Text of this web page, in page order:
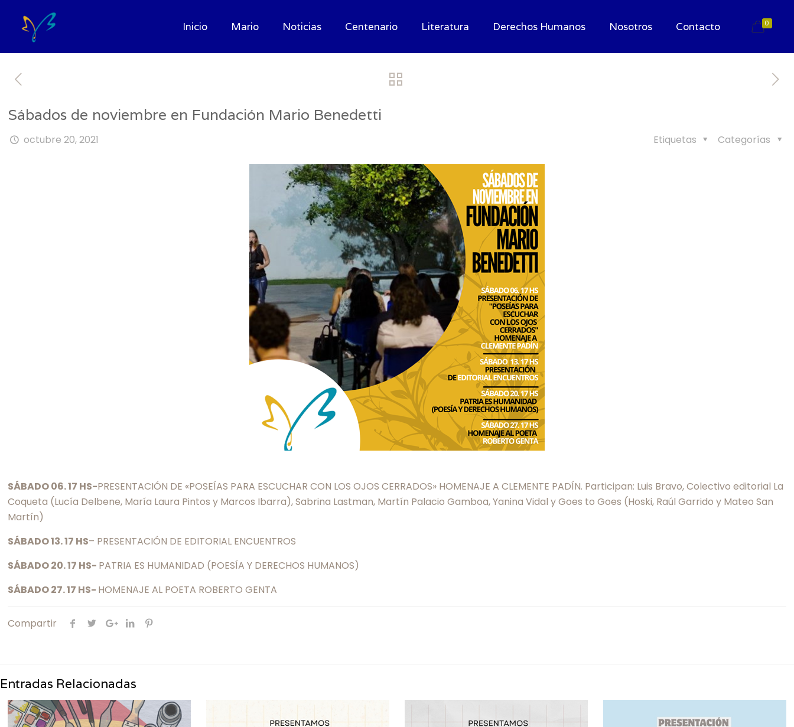
Inicio Mario Noticias Centenario Literatura Derechos Humanos Nosotros Contacto 0
Sábados de noviembre en Fundación Mario Benedetti
octubre 20, 2021 Categorías
Etiquetas
SÁBADO 06. 17 HS-PRESENTACIÓN DE «POSEÍAS PARA ESCUCHAR CON LOS OJOS CERRADOS» HOMENAJE A CLEMENTE PADÍN. Participan: Luis Bravo, Colectivo editorial La
Coqueta (Lucía Delbene, María Laura Pintos y Marcos Ibarra), Sabrina Lastman, Martín Palacio Gamboa, Yanina Vidal y Goes to Goes (Hoski, Raúl Garrido y Mateo San
Martín)
SÁBADO 13. 17 HS– PRESENTACIÓN DE EDITORIAL ENCUENTROS
SÁBADO 20. 17 HS- PATRIA ES HUMANIDAD (POESÍA Y DERECHOS HUMANOS)
SÁBADO 27. 17 HS- HOMENAJE AL POETA ROBERTO GENTA
Compartir
Entradas Relacionadas